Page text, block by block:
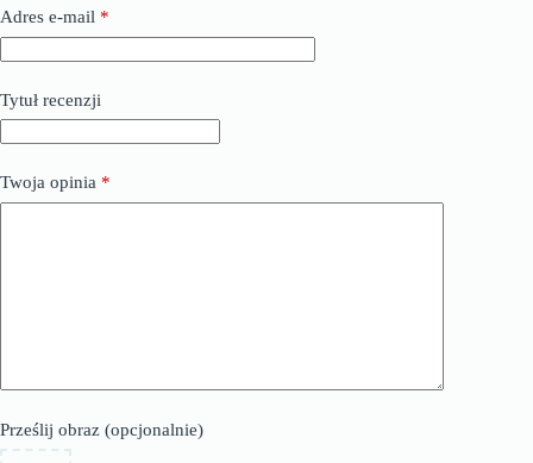
Adres e-mail *
Tytuł recenzji
Twoja opinia *
Prześlij obraz (opcjonalnie)